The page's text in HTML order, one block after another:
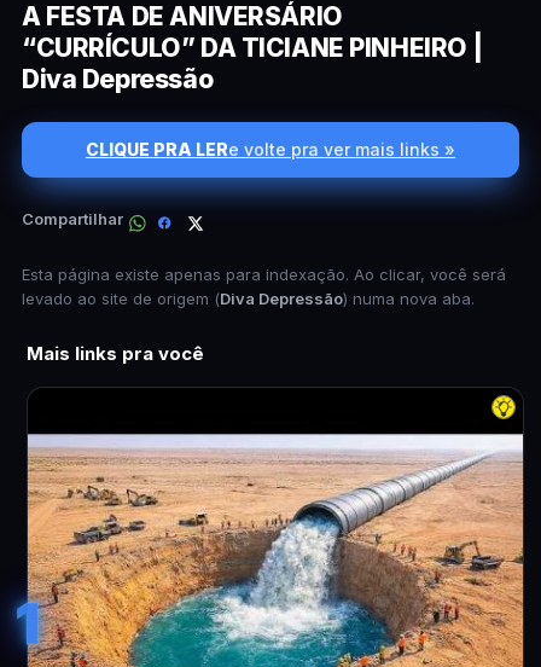
A FESTA DE ANIVERSÁRIO
“CURRÍCULO” DA TICIANE PINHEIRO |
Diva Depressão
CLIQUE PRA LERe volte pra ver mais links »
Compartilhar
Esta página existe apenas para indexação. Ao clicar, você será
levado ao site de origem (Diva Depressão) numa nova aba.
Mais links pra você
1